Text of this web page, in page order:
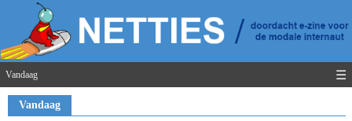
Vandaag ☰
Vandaag